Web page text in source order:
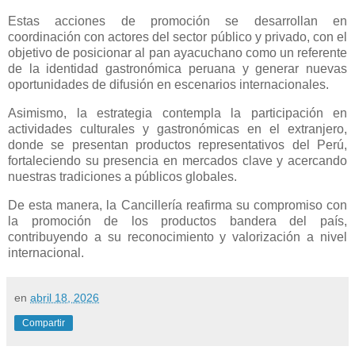
Estas acciones de promoción se desarrollan en
coordinación con actores del sector público y privado, con el
objetivo de posicionar al pan ayacuchano como un referente
de la identidad gastronómica peruana y generar nuevas
oportunidades de difusión en escenarios internacionales.
Asimismo, la estrategia contempla la participación en
actividades culturales y gastronómicas en el extranjero,
donde se presentan productos representativos del Perú,
fortaleciendo su presencia en mercados clave y acercando
nuestras tradiciones a públicos globales.
De esta manera, la Cancillería reafirma su compromiso con
la promoción de los productos bandera del país,
contribuyendo a su reconocimiento y valorización a nivel
internacional.
en abril 18, 2026
Compartir